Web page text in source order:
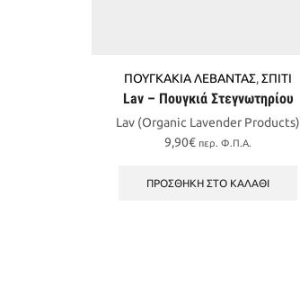
ΠΟΥΓΚΑΚΙΑ ΛΕΒΑΝΤΑΣ,ΣΠΙΤΙ
Lav – Πουγκιά Στεγνωτηρίου
Lav (Organic Lavender Products)
9,90€ περ. Φ.Π.Α.
ΠΡΟΣΘΉΚΗ ΣΤΟ ΚΑΛΆΘΙ